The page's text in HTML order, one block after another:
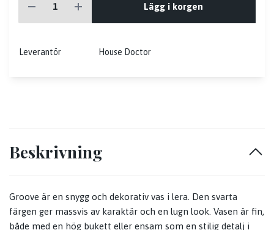
Lägg i korgen
Leverantör House Doctor
Beskrivning
Groove är en snygg och dekorativ vas i lera. Den svarta
färgen ger massvis av karaktär och en lugn look. Vasen är fin,
både med en hög bukett eller ensam som en stilig detalj i